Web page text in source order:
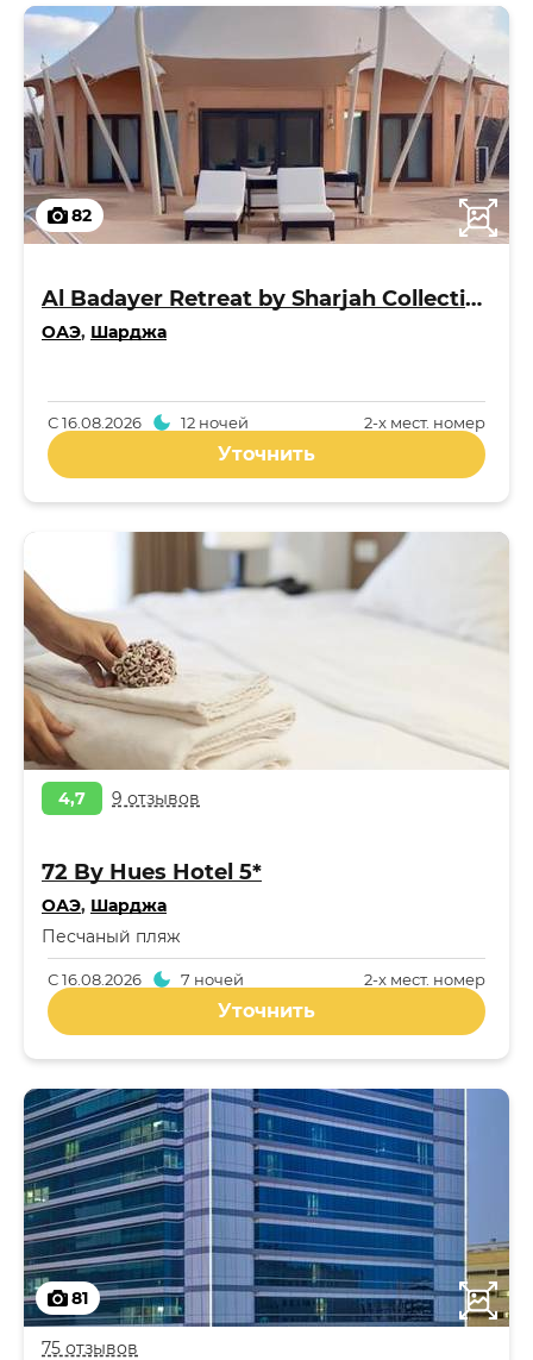
82
Al Badayer Retreat by Sharjah Collection 5*
ОАЭ, Шарджа
2-x мест. номер
С16.08.2026 12 ночей
Уточнить
4,7 9 отзывов
72 By Hues Hotel 5*
ОАЭ, Шарджа
Песчаный пляж
2-x мест. номер
С16.08.2026 7 ночей
Уточнить
81
75 отзывов